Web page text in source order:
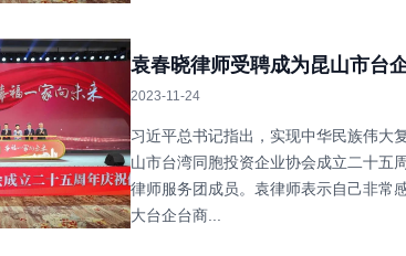
袁春晓律师受聘成为昆山市台
2023-11-24
习近平总书记指出，实现中华民族伟大
山市台湾同胞投资企业协会成立二十五
律师服务团成员。袁律师表示自己非常
大台企台商...